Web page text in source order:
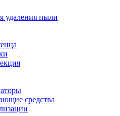
удаления пыли
средства